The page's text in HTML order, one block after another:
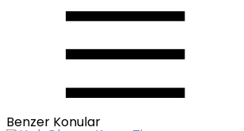
Benzer Konular